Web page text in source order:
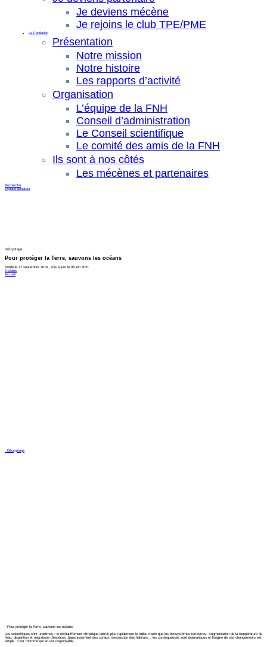
Je deviens mécène
Je rejoins le club TPE/PME
La Fondation
Présentation
Notre mission
Notre histoire
Les rapports d’activité
Organisation
L’équipe de la FNH
Conseil d’administration
Le Conseil scientifique
Le comité des amis de la FNH
Ils sont à nos côtés
Les mécènes et partenaires
Recherche
Espace donateur
Décryptage
Pour protéger la Terre, sauvons les océans
Publié le 27 septembre 2016 , mis à jour le 08 juin 2021
Océans
Accueil
Décryptage
Pour protéger la Terre, sauvons les océans
Les scientifiques sont unanimes : le réchauffement climatique détruit plus rapidement le milieu marin que les écosystèmes terrestres. Augmentation de la température de
l’eau, disparition et migrations d’espèces, blanchissement des coraux, destruction des habitats… les conséquences sont dramatiques et l’origine de ces changements est
simple. C’est l’homme qui en est responsable.